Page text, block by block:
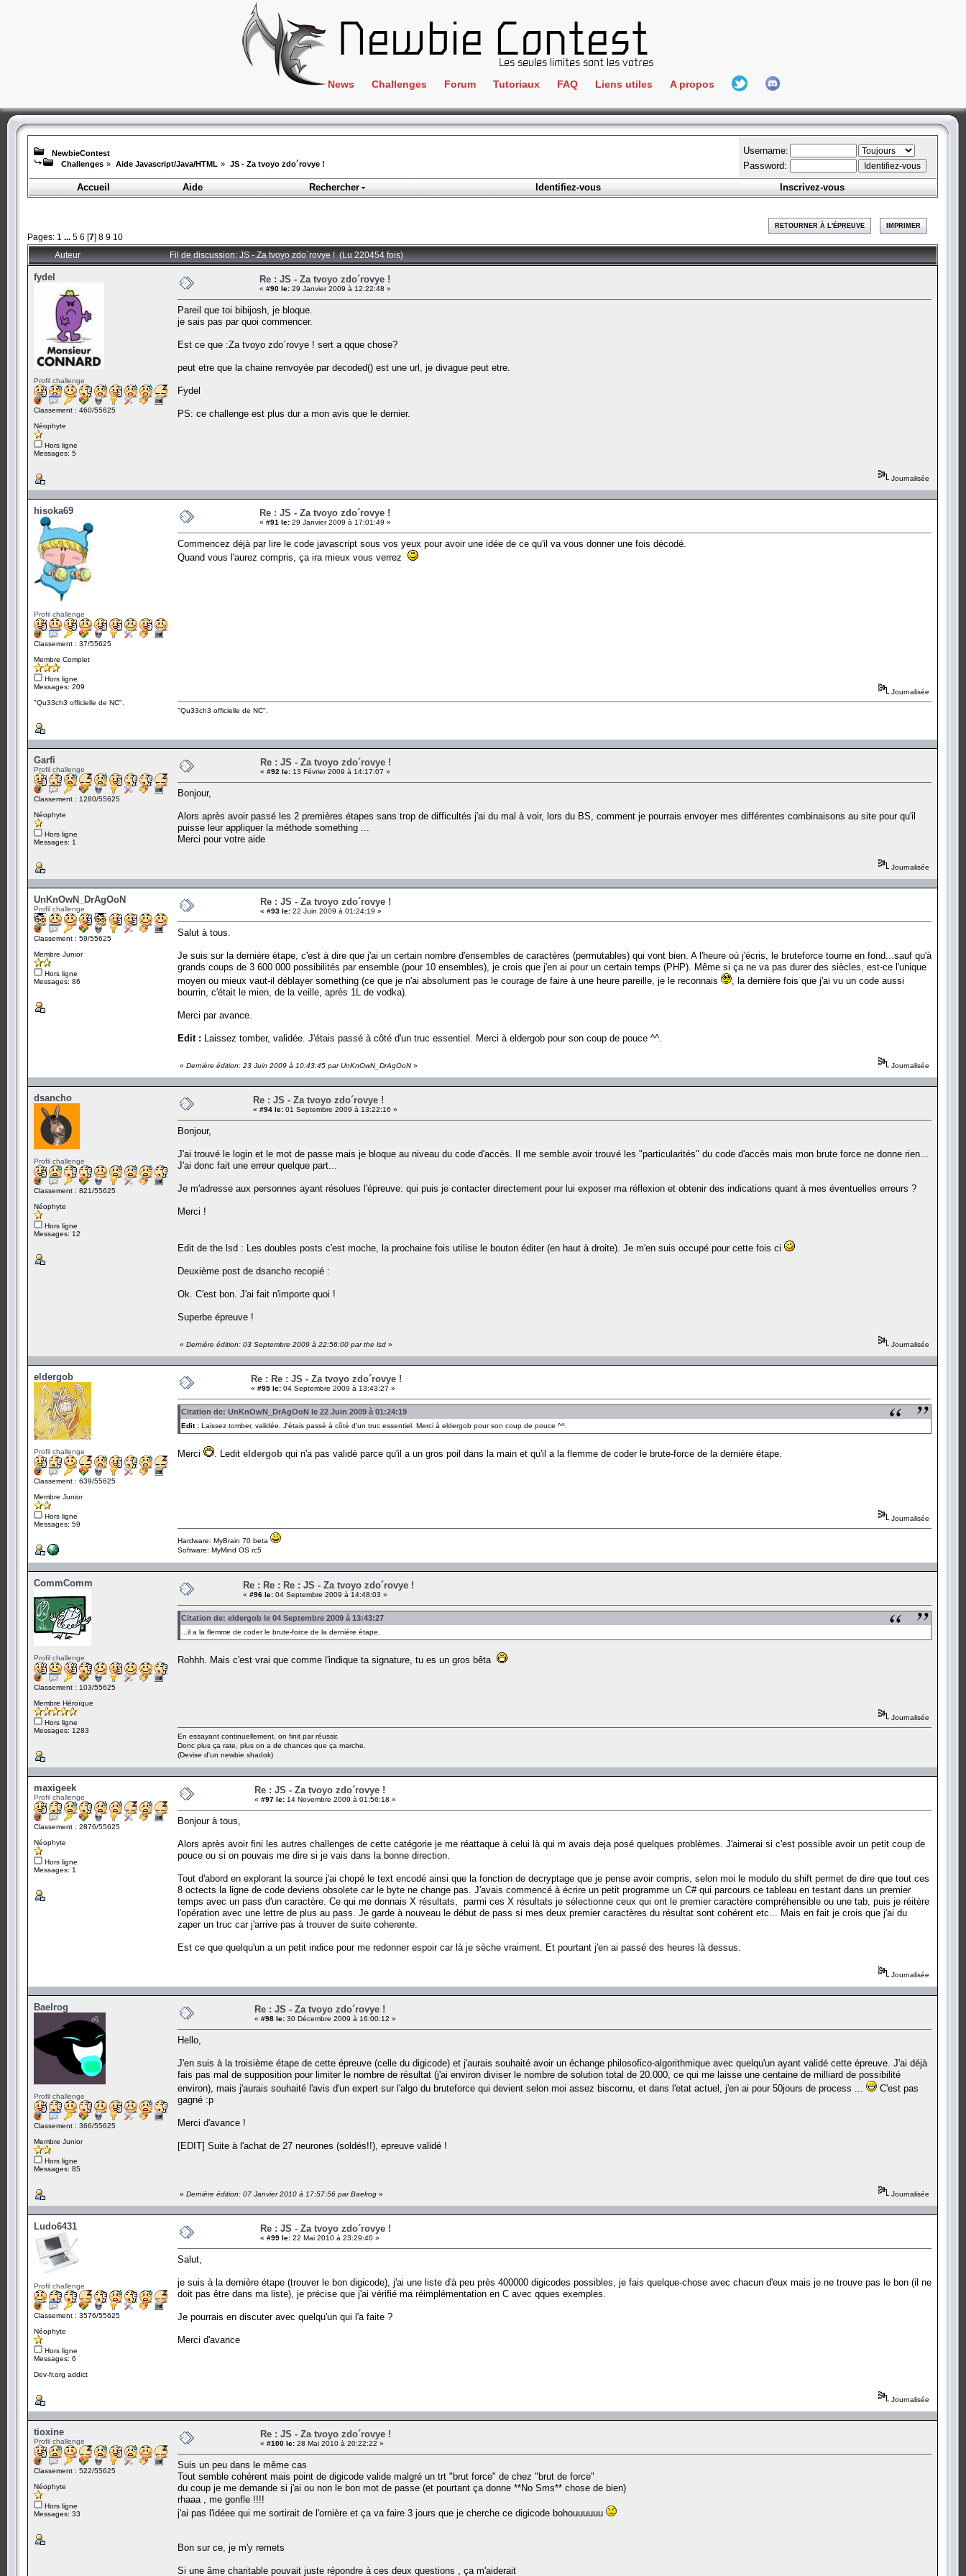
News Challenges
Crackme
ClientSide
Forensics
Programmation
Stéganographie
Wargame
Forum Tutoriaux FAQ Liens utiles
IRC
Newbie Connect
Partenaires
Goodies
L'incubateur
A propos
L'équipe
Hall Of Fame
NewbieContest
Challenges » Aide Javascript/Java/HTML » JS - Za tvoyo zdo´rovye !
Username:
Password:
Accueil
Aide Rechercher Identifiez-vous Inscrivez-vous
Pages: 1 ... 5 6 [7] 8 9 10
RETOURNER À L'ÉPREUVE IMPRIMER
Auteur Fil de discussion: JS - Za tvoyo zdo´rovye ! (Lu 220454 fois)
fydel
Profil challenge
Classement : 460/55625
Néophyte
Hors ligne
Messages: 5
Re : JS - Za tvoyo zdo´rovye !
« #90 le: 29 Janvier 2009 à 12:22:48 »
Pareil que toi bibijosh, je bloque.
je sais pas par quoi commencer.
Est ce que :Za tvoyo zdo´rovye ! sert a qque chose?
peut etre que la chaine renvoyée par decoded() est une url, je divague peut etre.
Fydel
PS: ce challenge est plus dur a mon avis que le dernier.
Journalisée
hisoka69
Profil challenge
Classement : 37/55625
Membre Complet
Hors ligne
Messages: 209
"Qu33ch3 officielle de NC".
Re : JS - Za tvoyo zdo´rovye !
« #91 le: 29 Janvier 2009 à 17:01:49 »
Commencez déjà par lire le code javascript sous vos yeux pour avoir une idée de ce qu'il va vous donner une fois décodé.
Quand vous l'aurez compris, ça ira mieux vous verrez
Journalisée
"Qu33ch3 officielle de NC".
Garfi
Profil challenge
Classement : 1280/55625
Néophyte
Hors ligne
Messages: 1
Re : JS - Za tvoyo zdo´rovye !
« #92 le: 13 Février 2009 à 14:17:07 »
Bonjour,
Alors après avoir passé les 2 premières étapes sans trop de difficultés j'ai du mal à voir, lors du BS, comment je pourrais envoyer mes différentes combinaisons au site pour qu'il
puisse leur appliquer la méthode something ...
Merci pour votre aide
Journalisée
UnKnOwN_DrAgOoN
Profil challenge
Classement : 59/55625
Membre Junior
Hors ligne
Messages: 86
Re : JS - Za tvoyo zdo´rovye !
« #93 le: 22 Juin 2009 à 01:24:19 »
Salut à tous.
Je suis sur la dernière étape, c'est à dire que j'ai un certain nombre d'ensembles de caractères (permutables) qui vont bien. A l'heure où j'écris, le bruteforce tourne en fond...sauf qu'à
grands coups de 3 600 000 possibilités par ensemble (pour 10 ensembles), je crois que j'en ai pour un certain temps (PHP). Même si ça ne va pas durer des siècles, est-ce l'unique
moyen ou mieux vaut-il déblayer something (ce que je n'ai absolument pas le courage de faire à une heure pareille, je le reconnais
, la dernière fois que j'ai vu un code aussi
bourrin, c'était le mien, de la veille, après 1L de vodka).
Merci par avance.
Edit : Laissez tomber, validée. J'étais passé à côté d'un truc essentiel. Merci à eldergob pour son coup de pouce ^^.
« Dernière édition: 23 Juin 2009 à 10:43:45 par UnKnOwN_DrAgOoN» Journalisée
dsancho
Profil challenge
Classement : 821/55625
Néophyte
Hors ligne
Messages: 12
Re : JS - Za tvoyo zdo´rovye !
« #94 le: 01 Septembre 2009 à 13:22:16 »
Bonjour,
J'ai trouvé le login et le mot de passe mais je bloque au niveau du code d'accès. Il me semble avoir trouvé les "particularités" du code d'accès mais mon brute force ne donne rien...
J'ai donc fait une erreur quelque part...
Je m'adresse aux personnes ayant résolues l'épreuve: qui puis je contacter directement pour lui exposer ma réflexion et obtenir des indications quant à mes éventuelles erreurs ?
Merci !
Edit de the lsd : Les doubles posts c'est moche, la prochaine fois utilise le bouton éditer (en haut à droite). Je m'en suis occupé pour cette fois ci
Deuxième post de dsancho recopié :
Ok. C'est bon. J'ai fait n'importe quoi !
Superbe épreuve !
« Dernière édition: 03 Septembre 2009 à 22:56:00 par the lsd » Journalisée
eldergob
Profil challenge
Classement : 639/55625
Membre Junior
Hors ligne
Messages: 59
Re : Re : JS - Za tvoyo zdo´rovye !
« #95 le: 04 Septembre 2009 à 13:43:27 »
Citation de: UnKnOwN_DrAgOoN le 22 Juin 2009 à 01:24:19
Edit : Laissez tomber, validée. J'étais passé à côté d'un truc essentiel. Merci à eldergob pour son coup de pouce ^^.
Merci . Ledit eldergob qui n'a pas validé parce qu'il a un gros poil dans la main et qu'il a la flemme de coder le brute-force de la dernière étape.
Journalisée
Hardware: MyBrain 70 beta
Software: MyMind OS rc5
CommComm
Profil challenge
Classement : 103/55625
Membre Héroïque
Hors ligne
Messages: 1283
Re : Re : Re : JS - Za tvoyo zdo´rovye !
« #96 le: 04 Septembre 2009 à 14:48:03 »
Citation de: eldergob le 04 Septembre 2009 à 13:43:27
...il a la flemme de coder le brute-force de la dernière étape.
Rohhh. Mais c'est vrai que comme l'indique ta signature, tu es un gros bêta
Journalisée
En essayant continuellement, on finit par réussir.
Donc plus ça rate, plus on a de chances que ça marche.
(Devise d'un newbie shadok)
maxigeek
Profil challenge
Classement : 2876/55625
Néophyte
Hors ligne
Messages: 1
Re : JS - Za tvoyo zdo´rovye !
« #97 le: 14 Novembre 2009 à 01:56:18 »
Bonjour à tous,
Alors après avoir fini les autres challenges de cette catégorie je me réattaque à celui là qui m avais deja posé quelques problèmes. J'aimerai si c'est possible avoir un petit coup de
pouce ou si on pouvais me dire si je vais dans la bonne direction.
Tout d'abord en explorant la source j'ai chopé le text encodé ainsi que la fonction de decryptage que je pense avoir compris, selon moi le modulo du shift permet de dire que tout ces
8 octects la ligne de code deviens obsolete car le byte ne change pas. J'avais commencé à écrire un petit programme un C# qui parcours ce tableau en testant dans un premier
temps avec un pass d'un caractère. Ce qui me donnais X résultats, parmi ces X résultats je sélectionne ceux qui ont le premier caractère compréhensible ou une tab, puis je réitère
l'opération avec une lettre de plus au pass. Je garde à nouveau le début de pass si mes deux premier caractères du résultat sont cohérent etc... Mais en fait je crois que j'ai du
zaper un truc car j'arrive pas à trouver de suite coherente.
Est ce que quelqu'un a un petit indice pour me redonner espoir car là je sèche vraiment. Et pourtant j'en ai passé des heures là dessus.
Journalisée
Baelrog
Profil challenge
Classement : 366/55625
Membre Junior
Hors ligne
Messages: 85
Re : JS - Za tvoyo zdo´rovye !
« #98 le: 30 Décembre 2009 à 16:00:12 »
Hello,
J'en suis à la troisième étape de cette épreuve (celle du digicode) et j'aurais souhaité avoir un échange philosofico-algorithmique avec quelqu'un ayant validé cette épreuve. J'ai déjà
fais pas mal de supposition pour limiter le nombre de résultat (j'ai environ diviser le nombre de solution total de 20.000, ce qui me laisse une centaine de milliard de possibilité
environ), mais j'aurais souhaité l'avis d'un expert sur l'algo du bruteforce qui devient selon moi assez biscornu, et dans l'etat actuel, j'en ai pour 50jours de process ...
C'est pas
gagné :p
Merci d'avance !
[EDIT] Suite à l'achat de 27 neurones (soldés!!), epreuve validé !
« Dernière édition: 07 Janvier 2010 à 17:57:56 par Baelrog » Journalisée
Ludo6431
Profil challenge
Classement : 3576/55625
Néophyte
Hors ligne
Messages: 6
Dev-fr.org addict
Re : JS - Za tvoyo zdo´rovye !
« #99 le: 22 Mai 2010 à 23:29:40 »
Salut,
je suis à la dernière étape (trouver le bon digicode), j'ai une liste d'à peu près 400000 digicodes possibles, je fais quelque-chose avec chacun d'eux mais je ne trouve pas le bon (il ne
doit pas être dans ma liste), je précise que j'ai vérifié ma réimplémentation en C avec qques exemples.
Je pourrais en discuter avec quelqu'un qui l'a faite ?
Merci d'avance
Journalisée
tioxine
Profil challenge
Classement : 522/55625
Néophyte
Hors ligne
Messages: 33
Re : JS - Za tvoyo zdo´rovye !
« #100 le: 28 Mai 2010 à 20:22:22 »
Suis un peu dans le même cas
Tout semble cohérent mais point de digicode valide malgré un trt "brut force" de chez "brut de force"
du coup je me demande si j'ai ou non le bon mot de passe (et pourtant ça donne **No Sms** chose de bien)
rhaaa , me gonfle !!!!
j'ai pas l'idéee qui me sortirait de l'ornière et ça va faire 3 jours que je cherche ce digicode bohouuuuuu
Bon sur ce, je m'y remets
Si une âme charitable pouvait juste répondre à ces deux questions , ça m'aiderait